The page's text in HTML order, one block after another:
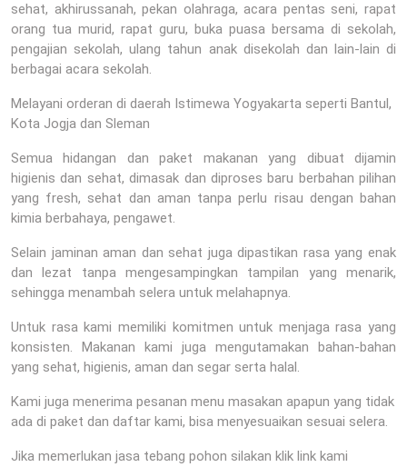
sehat, akhirussanah, pekan olahraga, acara pentas seni, rapat
orang tua murid, rapat guru, buka puasa bersama di sekolah,
pengajian sekolah, ulang tahun anak disekolah dan lain-lain di
berbagai acara sekolah.
Melayani orderan di daerah Istimewa Yogyakarta seperti Bantul,
Kota Jogja dan Sleman
Semua hidangan dan paket makanan yang dibuat dijamin
higienis dan sehat, dimasak dan diproses baru berbahan pilihan
yang fresh, sehat dan aman tanpa perlu risau dengan bahan
kimia berbahaya, pengawet.
Selain jaminan aman dan sehat juga dipastikan rasa yang enak
dan lezat tanpa mengesampingkan tampilan yang menarik,
sehingga menambah selera untuk melahapnya.
Untuk rasa kami memiliki komitmen untuk menjaga rasa yang
konsisten. Makanan kami juga mengutamakan bahan-bahan
yang sehat, higienis, aman dan segar serta halal.
Kami juga menerima pesanan menu masakan apapun yang tidak
ada di paket dan daftar kami, bisa menyesuaikan sesuai selera.
Jika memerlukan jasa tebang pohon silakan klik link kami